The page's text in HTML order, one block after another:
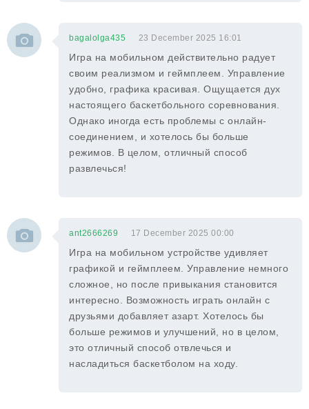
bagalolga435 23 December 2025 16:01
Игра на мобильном действительно радует
своим реализмом и геймплеем. Управление
удобно, графика красивая. Ощущается дух
настоящего баскетбольного соревнования.
Однако иногда есть проблемы с онлайн-
соединением, и хотелось бы больше
режимов. В целом, отличный способ
развлечься!
ant2666269 17 December 2025 00:00
Игра на мобильном устройстве удивляет
графикой и геймплеем. Управление немного
сложное, но после привыкания становится
интересно. Возможность играть онлайн с
друзьями добавляет азарт. Хотелось бы
больше режимов и улучшений, но в целом,
это отличный способ отвлечься и
насладиться баскетболом на ходу.